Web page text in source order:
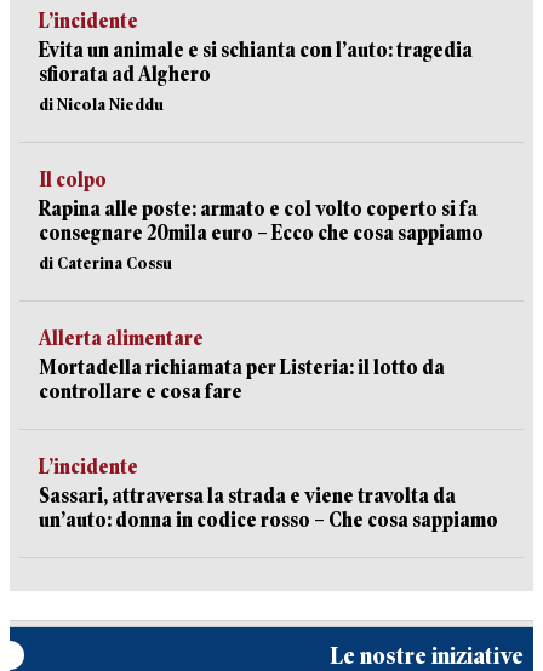
L’incidente
Evita un animale e si schianta con l’auto: tragedia
sfiorata ad Alghero
di Nicola Nieddu
Il colpo
Rapina alle poste: armato e col volto coperto si fa
consegnare 20mila euro – Ecco che cosa sappiamo
di Caterina Cossu
Allerta alimentare
Mortadella richiamata per Listeria: il lotto da
controllare e cosa fare
L’incidente
Sassari, attraversa la strada e viene travolta da
un’auto: donna in codice rosso – Che cosa sappiamo
Le nostre iniziative